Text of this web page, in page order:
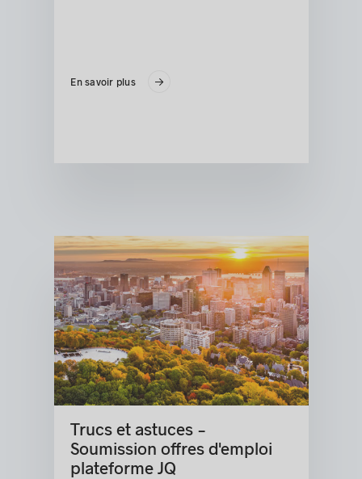
En savoir plus
Trucs et astuces -
Soumission offres d'emploi
plateforme JQ